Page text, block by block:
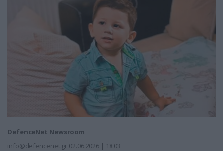
DefenceNet Newsroom
info@defencenet.gr 02.06.2026 | 18:03